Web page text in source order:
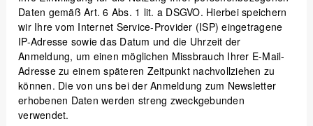
Daten gemäß Art. 6 Abs. 1 lit. a DSGVO. Hierbei speichern
wir Ihre vom Internet Service-Provider (ISP) eingetragene
IP-Adresse sowie das Datum und die Uhrzeit der
Anmeldung, um einen möglichen Missbrauch Ihrer E-Mail-
Adresse zu einem späteren Zeitpunkt nachvollziehen zu
können. Die von uns bei der Anmeldung zum Newsletter
erhobenen Daten werden streng zweckgebunden
verwendet.